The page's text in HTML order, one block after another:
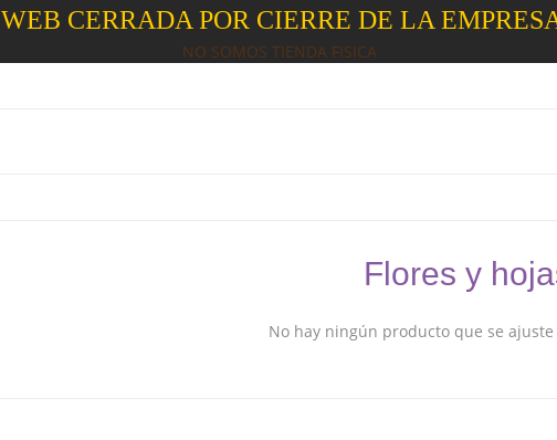
WEB CERRADA POR CIERRE DE LA
NO SOMOS TIENDA FISICA
Flores y
No hay ningún producto que se ajuste